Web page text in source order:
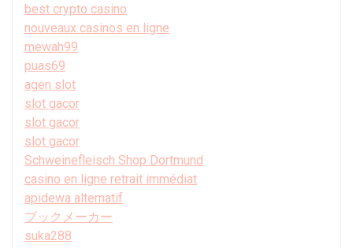
best crypto casino
nouveaux casinos en ligne
mewah99
puas69
agen slot
slot gacor
slot gacor
slot gacor
Schweinefleisch Shop Dortmund
casino en ligne retrait immédiat
apidewa alternatif
ブックメーカー
suka288